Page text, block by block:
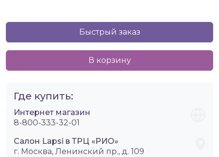
Быстрый заказ
В корзину
Где купить:
Интернет магазин
8-800-333-32-01
Салон Lapsi в ТРЦ «РИО»
г. Москва, Ленинский пр., д. 109